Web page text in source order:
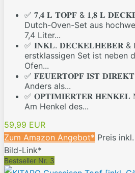
✅ 𝟕,𝟒 𝐋 𝐓𝐎𝐏𝐅 & 𝟏,𝟖 𝐋
Dutch-Oven-Set aus
7,4 Liter...
✅ 𝐈𝐍𝐊𝐋. 𝐃𝐄𝐂𝐊𝐄𝐋𝐇𝐄𝐁𝐄𝐑 &
erstklassigen Set ist neben
Ofen...
✅ 𝐅𝐄𝐔𝐄𝐑𝐓𝐎𝐏𝐅 𝐈𝐒𝐓
Anders als...
✅ 𝐎𝐏𝐓𝐈𝐌𝐈𝐄𝐑𝐓𝐄𝐑 𝐇𝐄𝐍𝐊𝐄𝐋
Am Henkel des...
59,99 EUR
Zum Amazon Angebot* Preis
Bild-Link*
Bestseller Nr. 3